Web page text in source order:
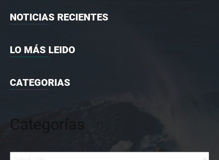
NOTICIAS RECIENTES
LO MÁS LEIDO
CATEGORIAS
Categorías
Categorías